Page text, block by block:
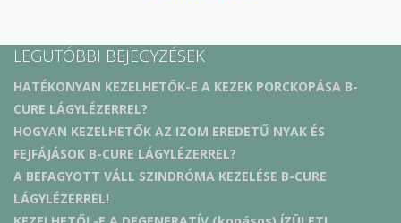
LEGUTÓBBI BEJEGYZÉSEK
HATÉKONYAN KEZELHETŐK-E A KEZEK PORCKOPÁSA B-
CURE LÁGYLÉZERREL?
HOGYAN KEZELHETŐK AZ IZOM EREDETŰ NYAK ÉS
FEJFÁJÁSOK B-CURE LÁGYLÉZERREL?
A BEFAGYOTT VÁLL SZINDRÓMA KEZELÉSE B-CURE
LÁGYLÉZERREL!